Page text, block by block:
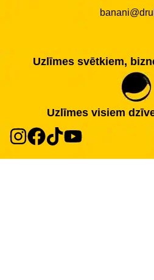
Uzlīmes svētkiem,
Uzlīmes visiem